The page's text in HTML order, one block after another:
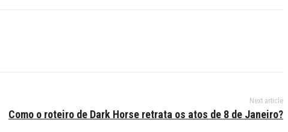
Next article
Como o roteiro de Dark Horse retrata os atos de 8 de Janeiro?